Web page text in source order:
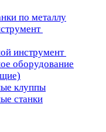
по металлу
инструмент
оборудование
клуппы
станки